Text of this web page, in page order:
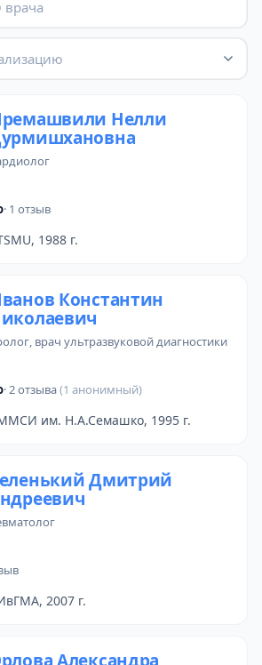
Нелли
· 1 отзыв
1988 г.
Константин
, врач ультразвуковой диагностики
· 2 отзыва(1 анонимный)
им. Н.А.Семашко, 1995 г.
Дмитрий
2007 г.